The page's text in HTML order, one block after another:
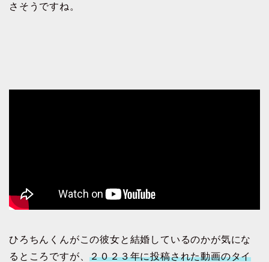
さそうですね。
ひろちんくんがこの彼女と結婚しているのかが気にな
るところですが、２０２３年に投稿された動画のタイ